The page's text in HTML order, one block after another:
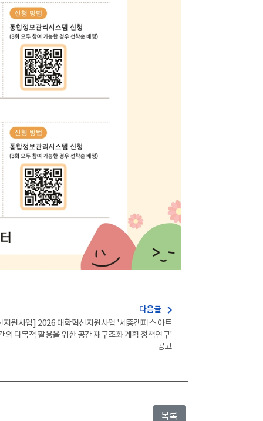
다음글 navigate_next
지원사업] 2026 대학혁신지원사업 '세종캠퍼스 아트
의 다목적 활용을 위한 공간 재구조화 계획 정책연구'
공고
목록